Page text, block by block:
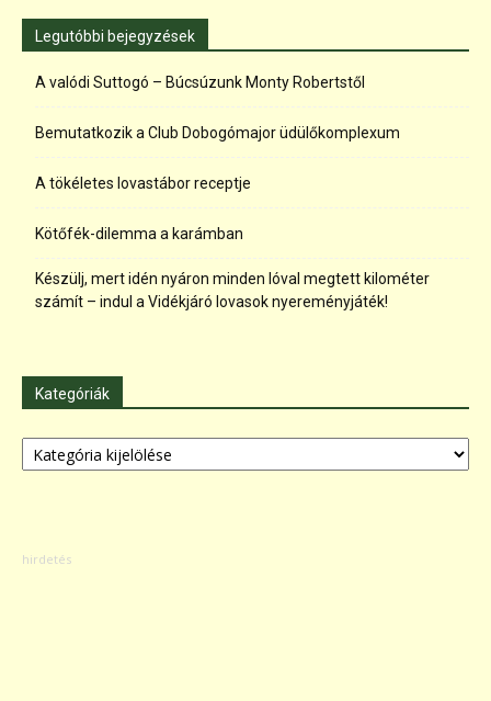
Legutóbbi bejegyzések
A valódi Suttogó – Búcsúzunk Monty Robertstől
Bemutatkozik a Club Dobogómajor üdülőkomplexum
A tökéletes lovastábor receptje
Kötőfék-dilemma a karámban
Készülj, mert idén nyáron minden lóval megtett kilométer
számít – indul a Vidékjáró lovasok nyereményjáték!
Kategóriák
Kategóriák